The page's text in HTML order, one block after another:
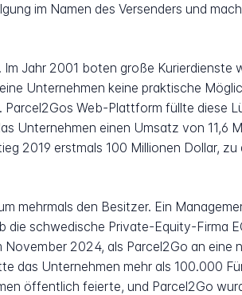
im Namen des Versenders und
Jahr 2001 boten große Kurierdienste
Unternehmen keine praktische
Parcel2Gos Web-Plattform füllte diese
Unternehmen einen Umsatz von 11,6
2019 erstmals 100 Millionen Dollar,
mehrmals den Besitzer. Ein
schwedische Private-Equity-Firma
2024, als Parcel2Go an
das Unternehmen mehr als 100.000
öffentlich feierte, und Parcel2Go